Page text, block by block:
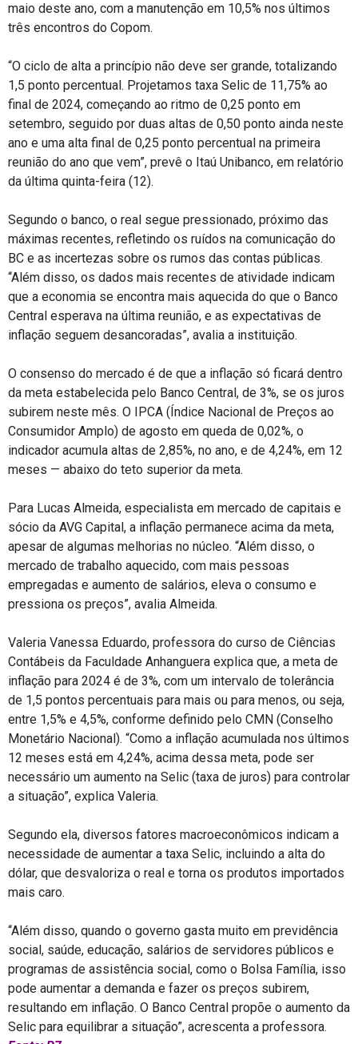
maio deste ano, com a manutenção em 10,5% nos últimos
três encontros do Copom.
“O ciclo de alta a princípio não deve ser grande, totalizando
1,5 ponto percentual. Projetamos taxa Selic de 11,75% ao
final de 2024, começando ao ritmo de 0,25 ponto em
setembro, seguido por duas altas de 0,50 ponto ainda neste
ano e uma alta final de 0,25 ponto percentual na primeira
reunião do ano que vem”, prevê o Itaú Unibanco, em relatório
da última quinta-feira (12).
Segundo o banco, o real segue pressionado, próximo das
máximas recentes, refletindo os ruídos na comunicação do
BC e as incertezas sobre os rumos das contas públicas.
“Além disso, os dados mais recentes de atividade indicam
que a economia se encontra mais aquecida do que o Banco
Central esperava na última reunião, e as expectativas de
inflação seguem desancoradas”, avalia a instituição.
O consenso do mercado é de que a inflação só ficará dentro
da meta estabelecida pelo Banco Central, de 3%, se os juros
subirem neste mês. O IPCA (Índice Nacional de Preços ao
Consumidor Amplo) de agosto em queda de 0,02%, o
indicador acumula altas de 2,85%, no ano, e de 4,24%, em 12
meses — abaixo do teto superior da meta.
Para Lucas Almeida, especialista em mercado de capitais e
sócio da AVG Capital, a inflação permanece acima da meta,
apesar de algumas melhorias no núcleo. “Além disso, o
mercado de trabalho aquecido, com mais pessoas
empregadas e aumento de salários, eleva o consumo e
pressiona os preços”, avalia Almeida.
Valeria Vanessa Eduardo, professora do curso de Ciências
Contábeis da Faculdade Anhanguera explica que, a meta de
inflação para 2024 é de 3%, com um intervalo de tolerância
de 1,5 pontos percentuais para mais ou para menos, ou seja,
entre 1,5% e 4,5%, conforme definido pelo CMN (Conselho
Monetário Nacional). “Como a inflação acumulada nos últimos
12 meses está em 4,24%, acima dessa meta, pode ser
necessário um aumento na Selic (taxa de juros) para controlar
a situação”, explica Valeria.
Segundo ela, diversos fatores macroeconômicos indicam a
necessidade de aumentar a taxa Selic, incluindo a alta do
dólar, que desvaloriza o real e torna os produtos importados
mais caro.
“Além disso, quando o governo gasta muito em previdência
social, saúde, educação, salários de servidores públicos e
programas de assistência social, como o Bolsa Família, isso
pode aumentar a demanda e fazer os preços subirem,
resultando em inflação. O Banco Central propõe o aumento da
Selic para equilibrar a situação”, acrescenta a professora.